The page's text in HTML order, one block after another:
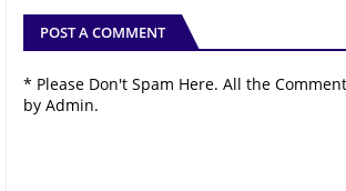
POST A COMMENT
* Please Don't Spam Here. All the
by Admin.